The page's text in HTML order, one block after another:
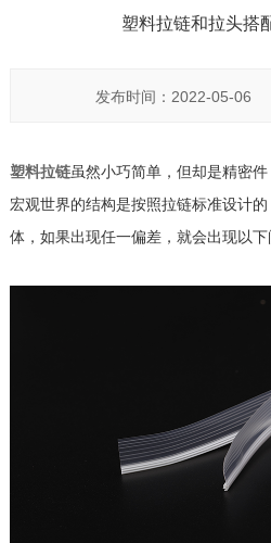
塑料拉链和拉头搭
发布时间：2022-05-06
塑料拉链虽然小巧简单，但却是精密
宏观世界的结构是按照拉链标准设计
体，如果出现任一偏差，就会出现以下